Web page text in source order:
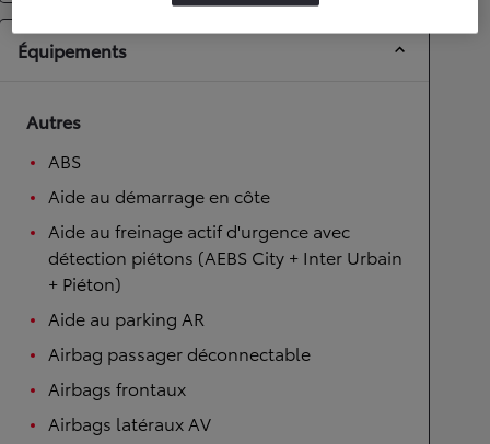
Équipements
Autres
ABS
Aide au démarrage en côte
Aide au freinage actif d'urgence avec
détection piétons (AEBS City + Inter Urbain
+ Piéton)
Aide au parking AR
Airbag passager déconnectable
Airbags frontaux
Airbags latéraux AV